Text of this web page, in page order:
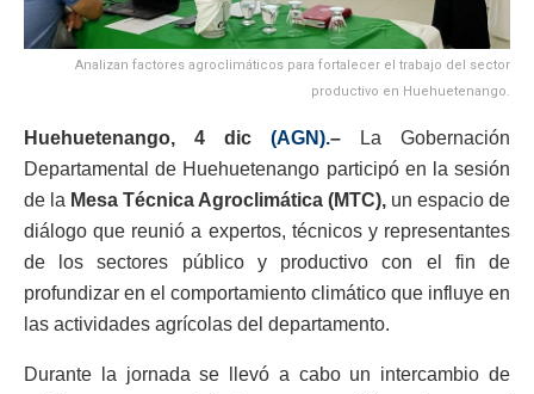
Analizan factores agroclimáticos para fortalecer el trabajo del sector
productivo en Huehuetenango.
Huehuetenango, 4 dic (AGN).– La Gobernación
Departamental de Huehuetenango participó en la sesión
de la Mesa Técnica Agroclimática (MTC), un espacio de
diálogo que reunió a expertos, técnicos y representantes
de los sectores público y productivo con el fin de
profundizar en el comportamiento climático que influye en
las actividades agrícolas del departamento.
Durante la jornada se llevó a cabo un intercambio de